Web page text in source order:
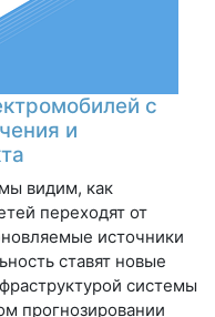
с
и
видим, как
переходят от
источники
ставят новые
системы
прогнозировании